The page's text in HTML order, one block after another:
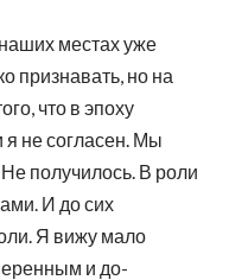
местах уже
признавать, но на
что в эпоху
я не согласен. Мы
получилось. В роли
И до сих
Я вижу мало
и до-